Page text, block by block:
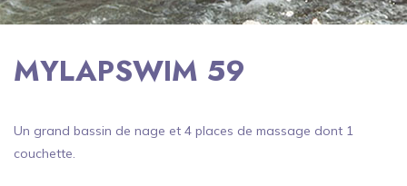
MYLAPSWIM 59
Un grand bassin de nage et 4 places de massage dont 1
couchette.